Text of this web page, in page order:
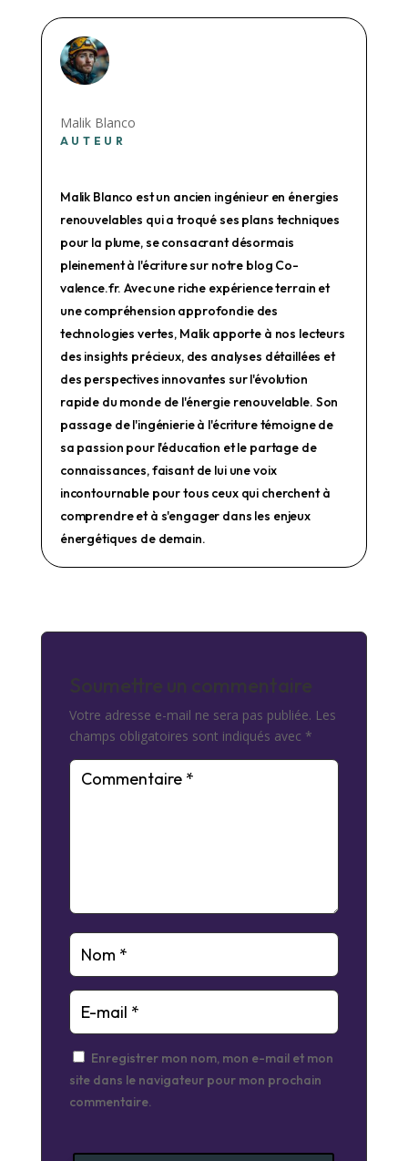
Malik Blanco
AUTEUR
Malik Blanco est un ancien ingénieur en énergies
renouvelables qui a troqué ses plans techniques
pour la plume, se consacrant désormais
pleinement à l'écriture sur notre blog Co-
valence.fr. Avec une riche expérience terrain et
une compréhension approfondie des
technologies vertes, Malik apporte à nos lecteurs
des insights précieux, des analyses détaillées et
des perspectives innovantes sur l'évolution
rapide du monde de l'énergie renouvelable. Son
passage de l'ingénierie à l'écriture témoigne de
sa passion pour l'éducation et le partage de
connaissances, faisant de lui une voix
incontournable pour tous ceux qui cherchent à
comprendre et à s'engager dans les enjeux
énergétiques de demain.
Soumettre un commentaire
Votre adresse e-mail ne sera pas publiée. Les
champs obligatoires sont indiqués avec *
Enregistrer mon nom, mon e-mail et mon
site dans le navigateur pour mon prochain
commentaire.